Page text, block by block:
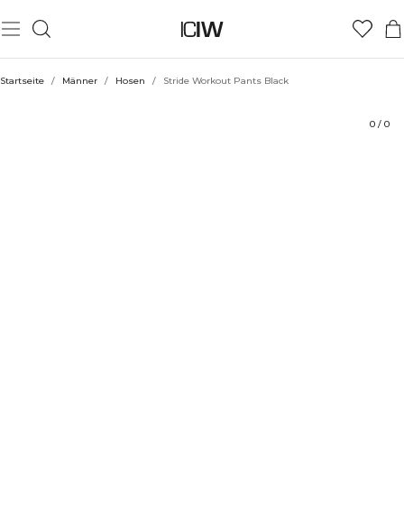
Startseite / Männer / Hosen / Stride Workout Pants Black
0 / 0